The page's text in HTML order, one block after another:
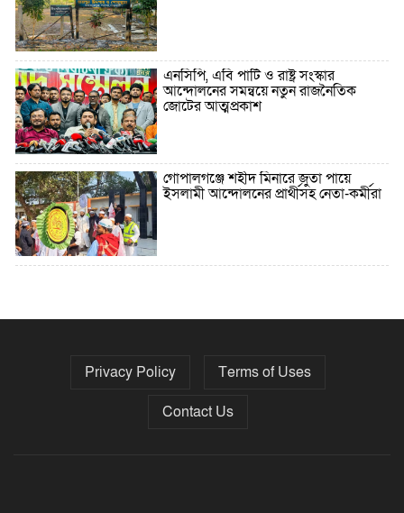
এনসিপি, এবি পার্টি ও রাষ্ট্র সংস্কার
আন্দোলনের সমন্বয়ে নতুন রাজনৈতিক
জোটের আত্মপ্রকাশ
গোপালগঞ্জে শহীদ মিনারে জুতা পায়ে
ইসলামী আন্দোলনের প্রার্থীসহ নেতা-কর্মীরা
নির্বাচনের তফসিল ৮-১৫ ডিসেম্বরের মধ্যে
Privacy Policy
Terms of Uses
Contact Us